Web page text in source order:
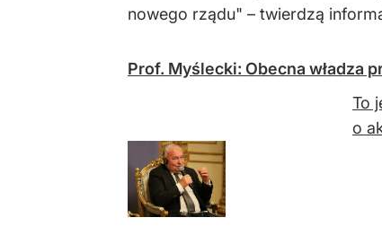
nowego rządu" – twierdzą
Prof. Myślecki: Obecna władza
To
o